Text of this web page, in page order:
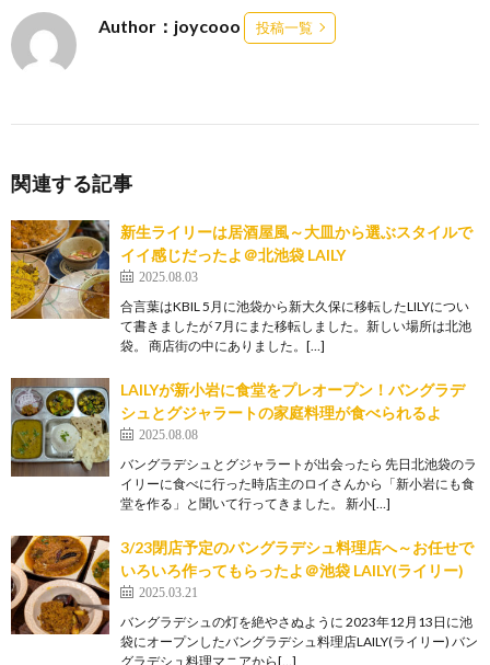
k
Author：joycooo 投稿一覧
関連する記事
新生ライリーは居酒屋風～大皿から選ぶスタイルで
イイ感じだったよ＠北池袋 LAILY
2025.08.03
合言葉はKBIL 5月に池袋から新大久保に移転したLILYについ
て書きましたが 7月にまた移転しました。新しい場所は北池
袋。 商店街の中にありました。[…]
LAILYが新小岩に食堂をプレオープン！バングラデ
シュとグジャラートの家庭料理が食べられるよ
2025.08.08
バングラデシュとグジャラートが出会ったら 先日北池袋のラ
イリーに食べに行った時店主のロイさんから「新小岩にも食
堂を作る」と聞いて行ってきました。 新小[…]
3/23閉店予定のバングラデシュ料理店へ～お任せで
いろいろ作ってもらったよ＠池袋 LAILY(ライリー)
2025.03.21
バングラデシュの灯を絶やさぬように 2023年12月13日に池
袋にオープンしたバングラデシュ料理店LAILY(ライリー) バン
グラデシュ料理マニアから[…]